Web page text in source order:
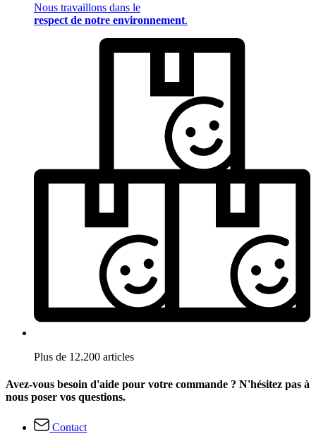
Nous travaillons dans le
respect de notre environnement.
Plus de 12.200 articles
Avez-vous besoin d'aide pour votre commande ? N'hésitez pas à
nous poser vos questions.
Contact